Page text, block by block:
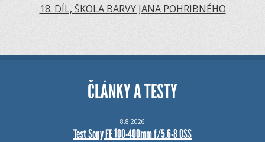
18. DÍL, ŠKOLA BARVY JANA POHRIBNÉHO
ČLÁNKY A TESTY
8.8.2026
Test Sony FE 100-400mm f/5.6-8 OSS